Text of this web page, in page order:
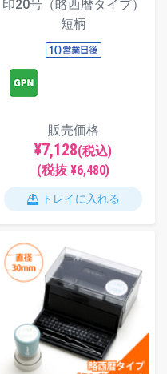
印20号（略西暦タイプ）
短柄
販売価格
¥7,128(税込)
(税抜 ¥6,480)
トレイに入れる